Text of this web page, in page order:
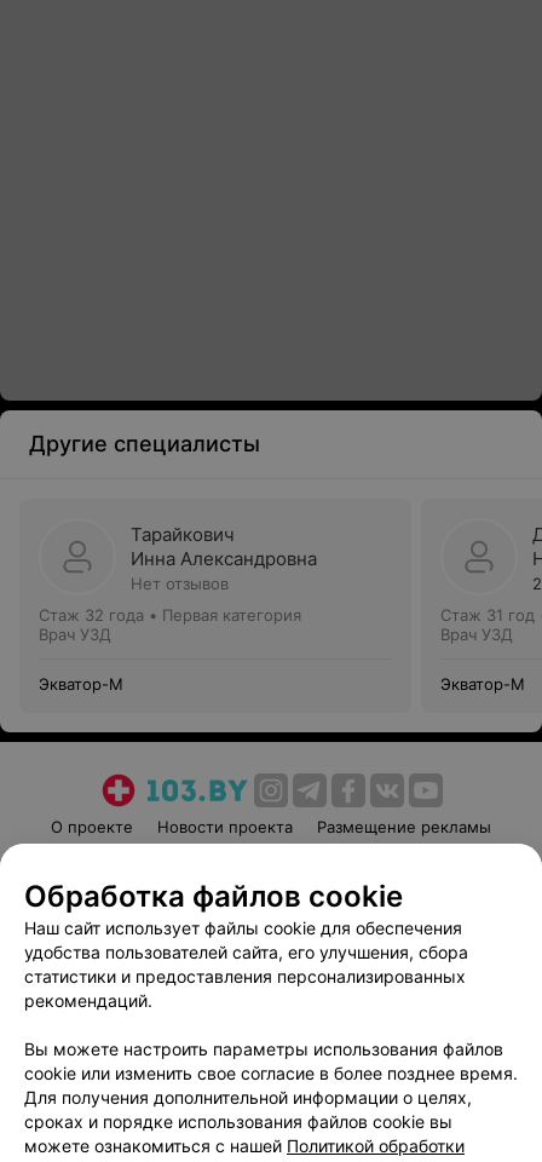
Другие специалисты
Тарайкович
Инна Александровна
Нет отзывов
Стаж 32 года • Первая категория
Врач УЗД
Экватор-М
Стаж 31 год
Врач УЗД
Экватор-М
О проекте Новости проекта
Размещение рекламы
Пользовательское соглашение
Способы оплаты
Вакансии
Партнеры
Написать руководителю 103.by
Обработка персональных данных
Обработка файлов cookie
Наш сайт использует файлы cookie для обеспечения
удобства пользователей сайта, его улучшения, сбора
статистики и предоставления персонализированных
рекомендаций.
Вы можете настроить параметры использования файлов
cookie или изменить свое согласие в более позднее время.
Для получения дополнительной информации о целях,
сроках и порядке использования файлов cookie вы
можете ознакомиться с нашей Политикой обработки